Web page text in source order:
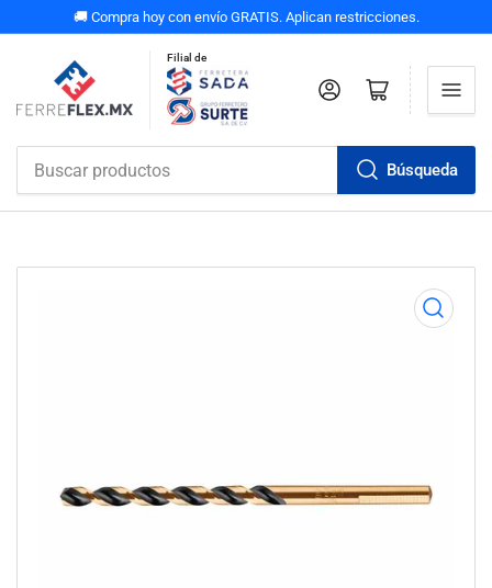
🚚 Compra hoy con envío GRATIS. Aplican restricciones.
Filial de
Búsqueda
Iniciar sesiónAbrir carrito pequeño
Abrir